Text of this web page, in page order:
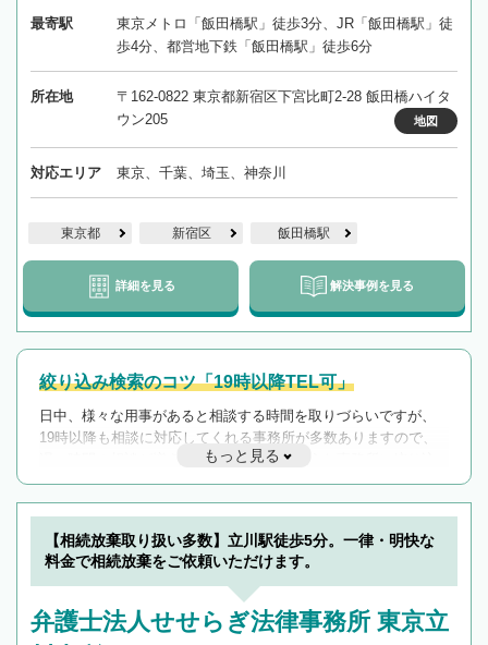
最寄駅
東京メトロ「飯田橋駅」徒歩3分、JR「飯田橋駅」徒
歩4分、都営地下鉄「飯田橋駅」徒歩6分
所在地
〒162-0822 東京都新宿区下宮比町2-28 飯田橋ハイタ
ウン205
地図
対応エリア 東京、千葉、埼玉、神奈川
東京都 新宿区 飯田橋駅
詳細を見る 解決事例を見る
絞り込み検索のコツ「19時以降TEL可」
日中、様々な用事があると相談する時間を取りづらいですが、
19時以降も相談に対応してくれる事務所が多数ありますので、
遅い時間の相談が増えそうな場合はそのような事務所に絞り込
んで検索してみましょう。
19時以降TEL可の条件
を加えて再検索
もっと見る
【相続放棄取り扱い多数】立川駅徒歩5分。一律・明快な
料金で相続放棄をご依頼いただけます。
弁護士法人せせらぎ法律事務所 東京立